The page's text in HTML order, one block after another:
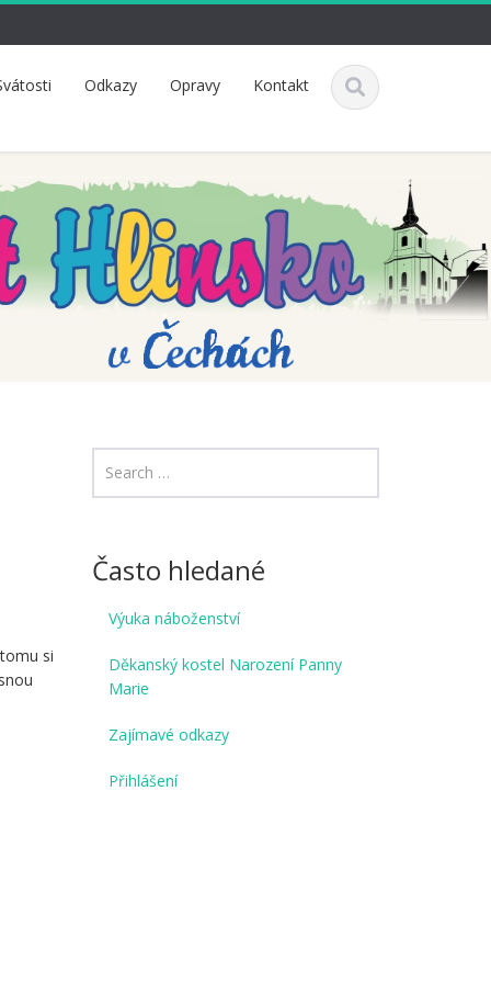
Odkazy Opravy Kontakt
si
Často hledané
Výuka náboženství
Děkanský kostel Narození Panny
Marie
Zajímavé odkazy
Přihlášení